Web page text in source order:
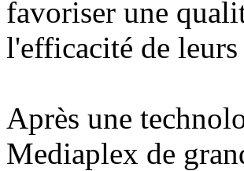
favoriser une
l'efficacité de
Après une
Mediaplex de